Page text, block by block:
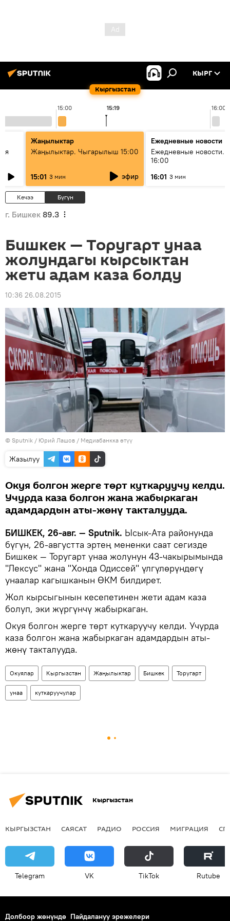
Кыргызстан
КЫРГ
15:00 16:00
15:19
Жаңылыктар
Жаңылыктар. Чыгарылыш 15:00
15:01 3 мин эфир
Ежедневные новости
Ежедневные новости.
16:00
16:01 3 мин
Кечээ Бүгүн
г. Бишкек 89.3
Бишкек — Торугарт унаа
жолундагы кырсыктан
жети адам каза болду
10:36 26.08.2015
© Sputnik / Юрий Лашов / Медиабанкка өтүү
Жазылуу
Окуя болгон жерге төрт куткаруучу келди.
Учурда каза болгон жана жабыркаган
адамдардын аты-жөнү такталууда.
БИШКЕК, 26-авг. — Sputnik. Ысык-Ата районунда
бүгүн, 26-августта эртең мененки саат сегизде
Бишкек — Торугарт унаа жолунун 43-чакырымында
"Лексус" жана "Хонда Одиссей" үлгүлөрүндөгү
унаалар кагышканын ӨКМ билдирет.
Жол кырсыгынын кесепетинен жети адам каза
болуп, эки жүргүнчү жабыркаган.
Окуя болгон жерге төрт куткаруучу келди. Учурда
каза болгон жана жабыркаган адамдардын аты-
жөнү такталууда.
Окуялар Кыргызстан Жаңылыктар Бишкек Торугарт
унаа куткаруучулар
Кыргызстан
КЫРГЫЗСТАН САЯСАТ РАДИО РОССИЯ МИГРАЦИЯ
Telegram VK ТikТоk Rutube
Долбоор жөнүндө Пайдалануу эрежелери